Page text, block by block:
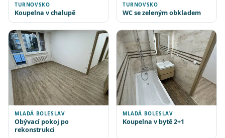
TURNOVSKO
Koupelna v chalupě
TURNOVSKO
WC se zeleným obkladem
MLADÁ BOLESLAV
Obývací pokoj po
rekonstrukci
MLADÁ BOLESLAV
Koupelna v bytě 2+1